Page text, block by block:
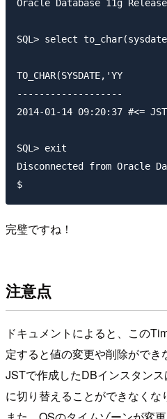
Oracle Database 11g
SQL> select
TO_CHAR(SYSDATE,'YY
-------------------
2014-01-14 09:20:37 #<= JST
SQL> exit
Disconnected from Oracle
完璧ですね！
注意点
ドキュメントによると、この
定すると値の変更や削除がで
JSTで作成したDBインスタン
に切り替えることができなくな